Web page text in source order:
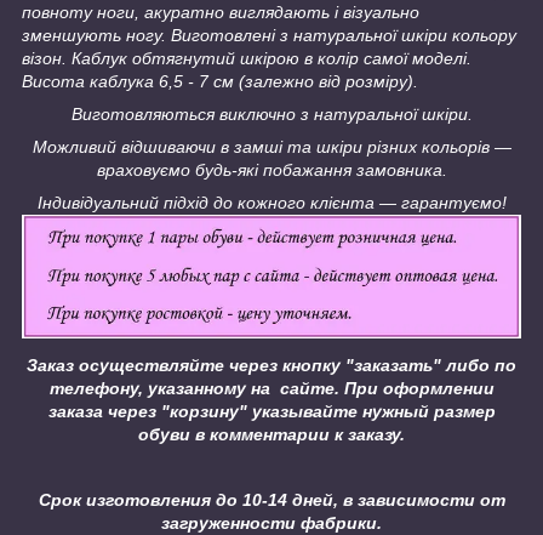
повноту ноги, акуратно виглядають і візуально
зменшують ногу. Виготовлені з натуральної шкіри кольору
візон. Каблук обтягнутий шкірою в колір самої моделі.
Висота каблука 6,5 - 7 см (залежно від розміру).
Виготовляються виключно з натуральної шкіри.
Можливий відшиваючи в замші та шкіри різних кольорів ―
враховуємо будь-які побажання замовника.
Індивідуальний підхід до кожного клієнта ― гарантуємо!
Заказ осуществляйте через кнопку "заказать" либо по
телефону, указанному на сайте. При оформлении
заказа через "корзину" указывайте нужный размер
обуви в комментарии к заказу.
Срок изготовления до 10-14 дней, в зависимости от
загруженности фабрики.